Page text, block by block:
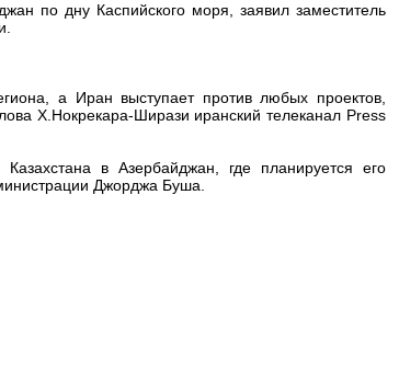
по дну Каспийского моря, заявил заместитель
а Иран выступает против любых проектов,
Х.Нокрекара-Ширази иранский телеканал Press
в Азербайджан, где планируется его
Джорджа Буша.